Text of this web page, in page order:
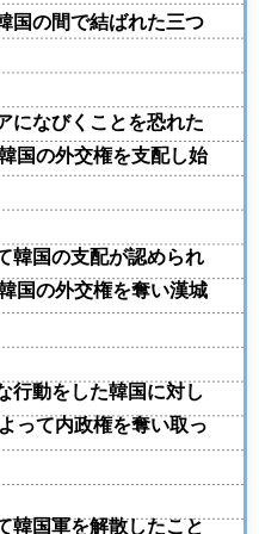
国の間で結ばれた三つ
になびくことを恐れた
国の外交権を支配し始
韓国の支配が認められ
国の外交権を奪い漢城
動をした韓国に対し
って内政権を奪い取っ
国軍を解散したこと